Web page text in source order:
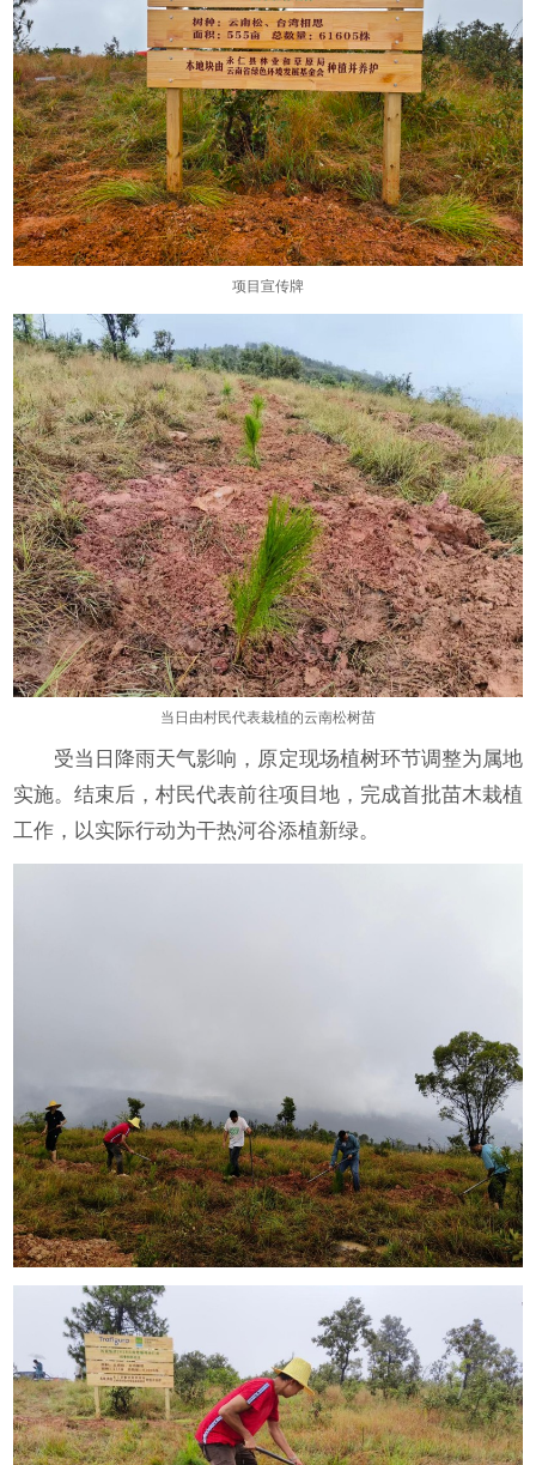
项目宣传牌
当日由村民代表栽植的云南松树苗
受当日降雨天气影响，原定现场植树环节调整为属地
实施。结束后，村民代表前往项目地，完成首批苗木栽植
工作，以实际行动为干热河谷添植新绿。